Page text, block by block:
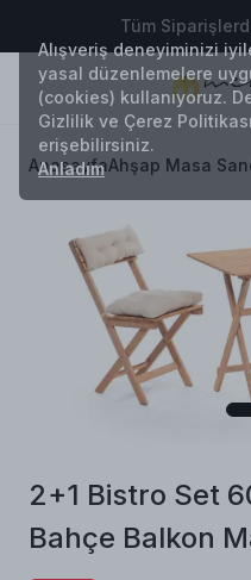
Alışveriş deneyiminizi
yasal düzenlemelere
(cookies) kullanıyoruz.
Gizlilik ve Çerez
erişebilirsiniz.
Anladım
Ücretsiz Kargo! 📦
AnasayfaAhşap Masa
2+1 Bistro Set
Bahçe Balkon